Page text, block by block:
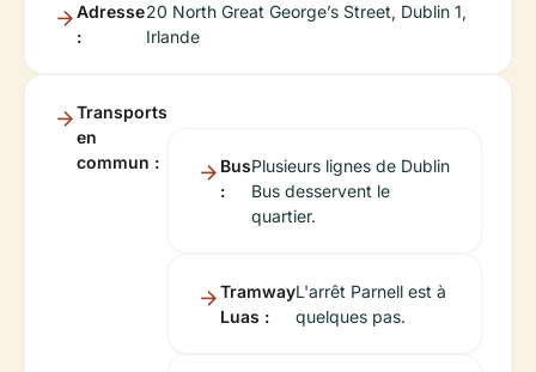
Adresse
:
20 North Great George’s Street, Dublin 1,
Irlande
Transports
en
commun :
Bus
:
Plusieurs lignes de Dublin
Bus desservent le
quartier.
Tramway
Luas :
L'arrêt Parnell est à
quelques pas.